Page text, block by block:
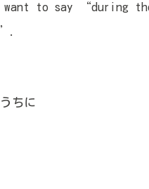
want to say “during
ちに